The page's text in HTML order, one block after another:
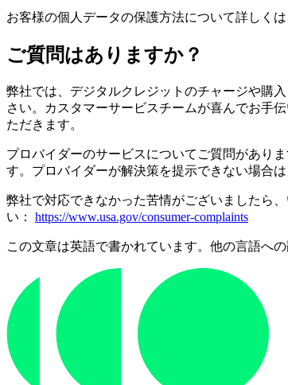
お客様の個人データの保護方法について詳しく
ご質問はありますか？
弊社では、デジタルクレジットのチャージや購
さい。カスタマーサービスチームが喜んでお手
ただきます。
プロバイダーのサービスについてご質問があり
す。プロバイダーが解決策を提示できない場合
弊社で対応できなかった苦情がございましたら
い： https://www.usa.gov/consumer-complaints
この文章は英語で書かれています。他の言語へ